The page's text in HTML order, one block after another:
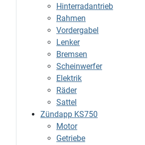
Hinterradantrieb
Rahmen
Vordergabel
Lenker
Bremsen
Scheinwerfer
Elektrik
Räder
Sattel
Zündapp KS750
Motor
Getriebe